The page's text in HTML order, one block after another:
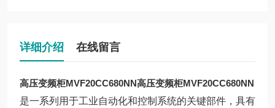
详细介绍 在线留言
高压变频柜MVF20CC680NN高压变频柜MVF20CC680NN
是一系列用于工业自动化和控制系统的关键部件，具有